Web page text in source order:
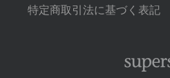
特定商取引法に基づく表記